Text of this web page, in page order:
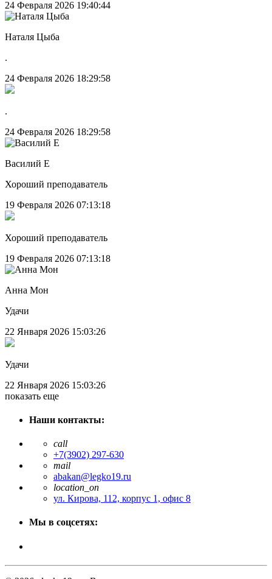
24 Февраля 2026 19:40:44
Наталя Цыба
.
24 Февраля 2026 18:29:58
.
24 Февраля 2026 18:29:58
Василий E
Хороший преподаватель
19 Февраля 2026 07:13:18
Хороший преподаватель
19 Февраля 2026 07:13:18
Анна Мон
Удачи
22 Января 2026 15:03:26
Удачи
22 Января 2026 15:03:26
показать еще
Наши контакты:
call
+7(3902) 297-630
mail
abakan@legko19.ru
location_on
ул. Кирова, 112, корпус 1, офис 8
Мы в соцсетях: